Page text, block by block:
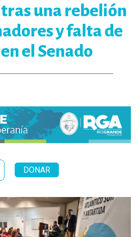
una rebelión
y falta de
el Senado
DONAR